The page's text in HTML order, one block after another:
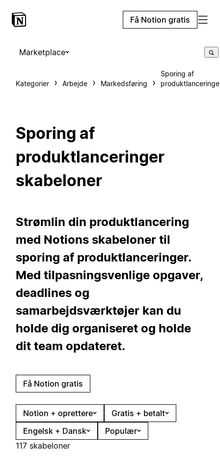
Få Notion gratis
Marketplace
Kategorier Arbejde Markedsføring
Sporing af
Sporing af
produktlanceringer
skabeloner
Strømlin din produktlancering
med Notions skabeloner til
sporing af produktlanceringer.
Med tilpasningsvenlige opgaver,
deadlines og
samarbejdsværktøjer kan du
holde dig organiseret og holde
dit team opdateret.
Få Notion gratis
Notion + oprettere
Gratis + betalt
Engelsk + Dansk
Populær
117 skabeloner